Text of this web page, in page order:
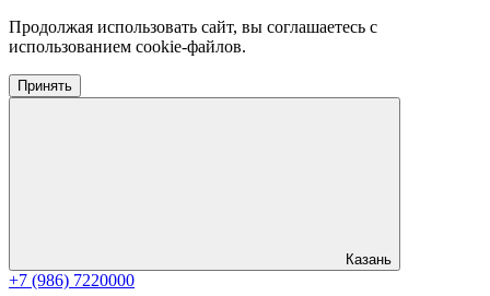
Продолжая использовать сайт, вы соглашаетесь с
использованием cookie-файлов.
Принять
Казань
+7 (986) 7220000